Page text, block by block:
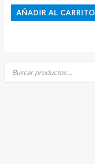
B
Valorado
con
5.00
de 5
AÑADIR AL CARRITO